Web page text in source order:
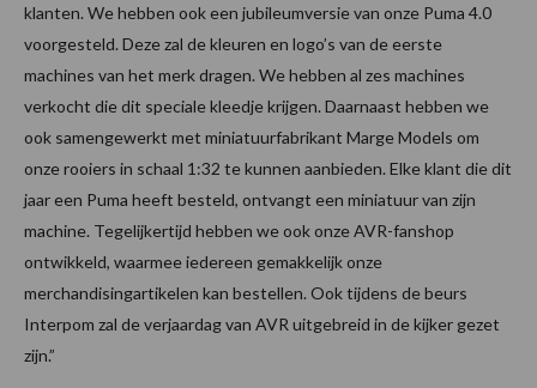
klanten. We hebben ook een jubileumversie van onze Puma 4.0
voorgesteld. Deze zal de kleuren en logo’s van de eerste
machines van het merk dragen. We hebben al zes machines
verkocht die dit speciale kleedje krijgen. Daarnaast hebben we
ook samengewerkt met miniatuurfabrikant Marge Models om
onze rooiers in schaal 1:32 te kunnen aanbieden. Elke klant die dit
jaar een Puma heeft besteld, ontvangt een miniatuur van zijn
machine. Tegelijkertijd hebben we ook onze AVR-fanshop
ontwikkeld, waarmee iedereen gemakkelijk onze
merchandisingartikelen kan bestellen. Ook tijdens de beurs
Interpom zal de verjaardag van AVR uitgebreid in de kijker gezet
zijn.”